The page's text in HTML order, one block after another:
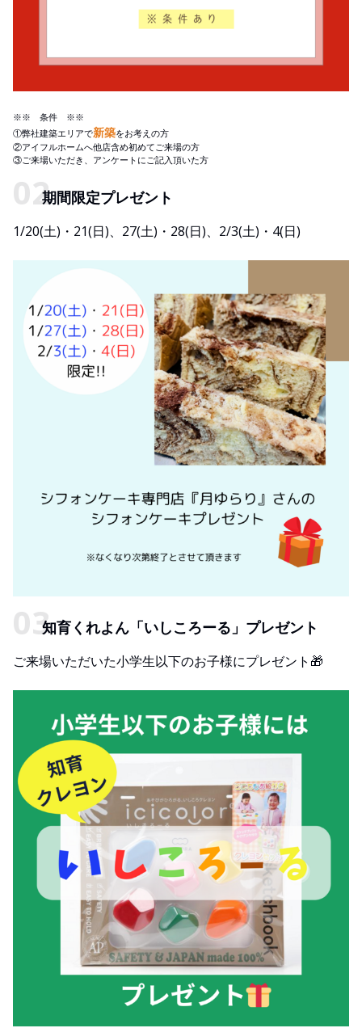
※※ 条件 ※※
①弊社建築エリアで新築をお考えの方
②アイフルホームへ他店含め初めてご来場の方
③ご来場いただき、アンケートにご記入頂いた方
期間限定プレゼント
1/20(土)・21(日)、27(土)・28(日)、2/3(土)・4(日)
知育くれよん「いしころーる」プレゼント
ご来場いただいた小学生以下のお子様にプレゼント🎁